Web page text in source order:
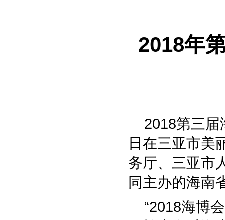
2018年
2018第三届
日在三亚市美
务厅、三亚市
同主办的海南
“2018海博